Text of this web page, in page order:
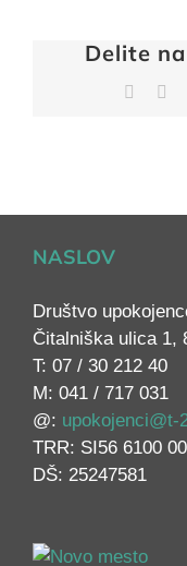
Delite
NASLOV
Društvo
Čitalniška ulica 1,
T: 07 / 30 212 40
M: 041 / 717 031
@: upokojenci@t-
TRR: SI56 6100
DŠ: 25247581